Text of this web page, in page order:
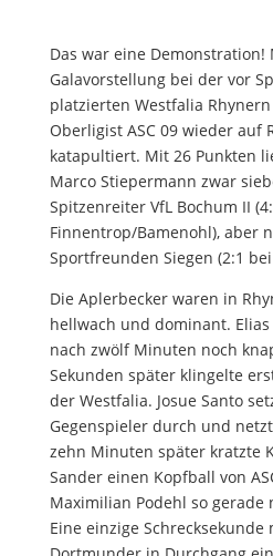
Das war eine Demonstration!
Galavorstellung bei der vor
platzierten Westfalia
Oberligist ASC 09 wieder auf
katapultiert. Mit 26 Punkten
Marco Stiepermann zwar
Spitzenreiter VfL Bochum II
Finnentrop/Bamenohl), aber
Sportfreunden Siegen (2:1
Die Aplerbecker waren in
hellwach und dominant.
nach zwölf Minuten noch
Sekunden später klingelte
der Westfalia. Josue Santo
Gegenspieler durch und
zehn Minuten später kratzte
Sander einen Kopfball von
Maximilian Podehl so gerade
Eine einzige Schrecksekunde